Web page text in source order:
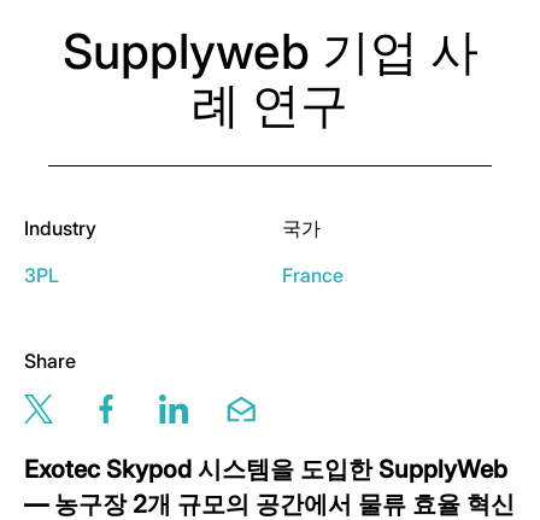
Supplyweb 기업 사
례 연구
Industry
3PL
국가
France
Share
Share this page via twitter
Share this page via facebook
Share this page via linkedin
Share this page via email
Exotec Skypod 시스템을 도입한 SupplyWeb
— 농구장 2개 규모의 공간에서 물류 효율 혁신